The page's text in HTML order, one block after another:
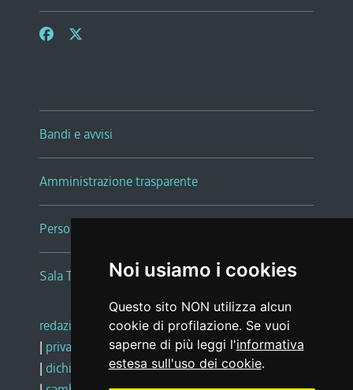
Noi usiamo i cookies
Questo sito NON utilizza alcun
cookie di profilazione. Se vuoi
saperne di più leggi l'informativa
estesa sull'uso dei cookie.
Bandi e avvisi
Amministrazione trasparente
Persone e Uffici
Sala Tiziano Tessitori
redazione web |note legali |glossario
| privacy
social media policy
| dichiarazione di accessibilità |feedback